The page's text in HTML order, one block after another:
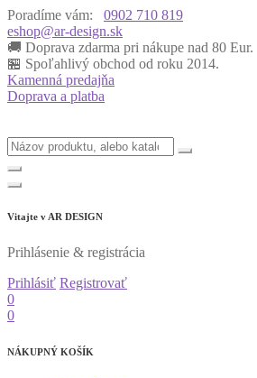
Poradíme vám:
0902 710 819
eshop@ar-design.sk
🚚 Doprava zdarma pri nákupe nad 80 Eur.
🏪 Spoľahlivý obchod od roku 2014.
Kamenná predajňa
Doprava a platba
Vitajte v AR DESIGN
Prihlásenie & registrácia
Prihlásiť Registrovať
0
0
NÁKUPNÝ KOŠÍK